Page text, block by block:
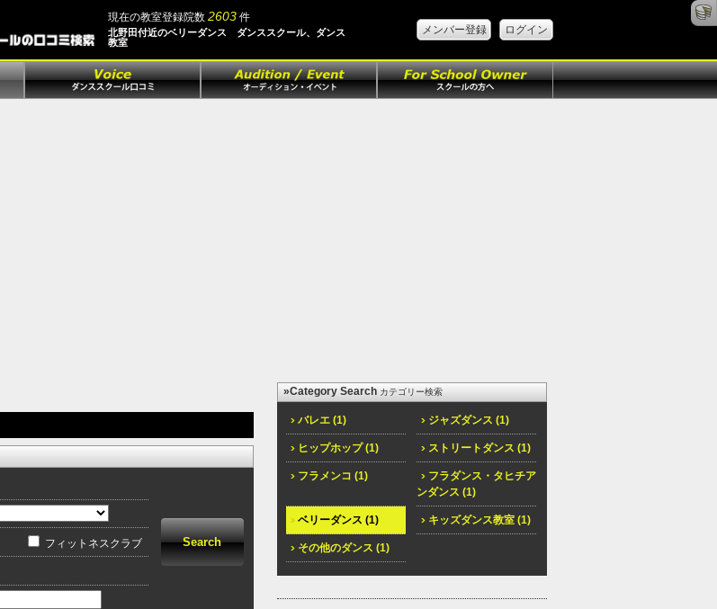
現在の教室登録院数 2603件
北野田付近のベリーダンス ダンススクール、ダンス
教室
メンバー登録 ログイン
フィットネスクラブ
»Category Search カテゴリー検索
バレエ (1) ジャズダンス (1)
ヒップホップ (1) ストリートダンス (1)
フラメンコ (1)
フラダンス・タヒチア
ンダンス (1)
ベリーダンス (1) キッズダンス教室 (1)
その他のダンス (1)